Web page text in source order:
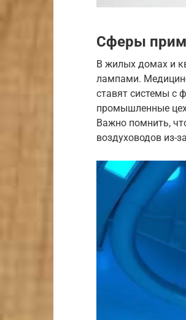
Сферы
В жилых домах и
лампами.
ставят системы с
промышленные
Важно помнить,
воздуховодов из-